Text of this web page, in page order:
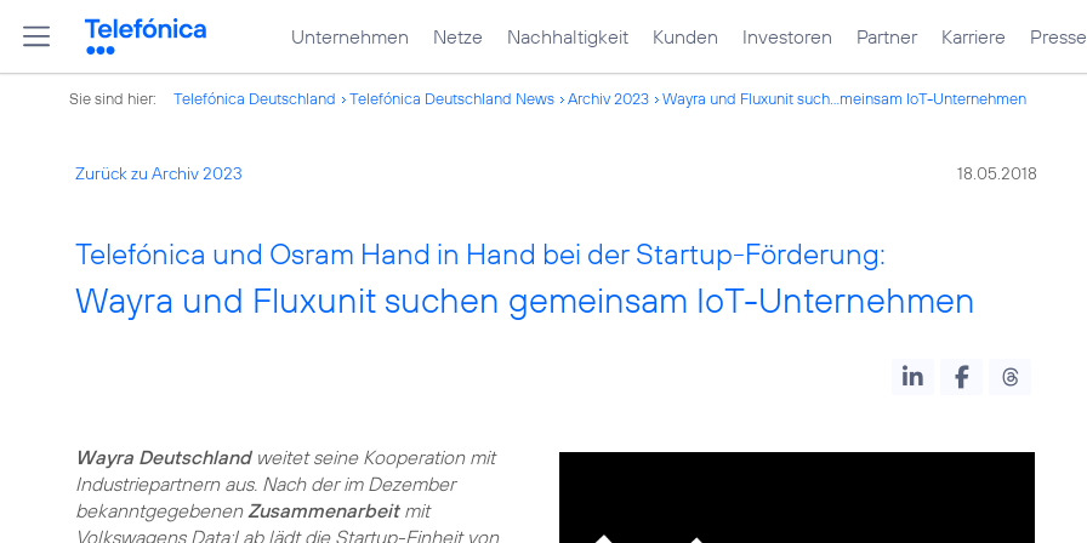
Unternehmen Netze Nachhaltigkeit Kunden Investoren Partner Karriere Presse
Sie sind hier: Telefónica Deutschland Telefónica Deutschland News Archiv 2023 Wayra und Fluxunit such...meinsam IoT-Unternehmen
Zurück zu Archiv 2023 18.05.2018
Telefónica und Osram Hand in Hand bei der Startup-Förderung:
Wayra und Fluxunit suchen gemeinsam IoT-Unternehmen
Wayra Deutschlandweitet seine Kooperation mit
Industriepartnern aus. Nach der im Dezember
bekanntgegebenenZusammenarbeit mit
Volkswagens Data:Lab lädt die Startup-Einheit von